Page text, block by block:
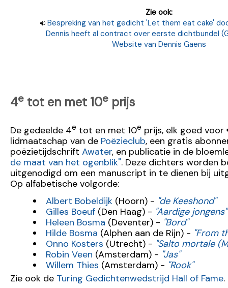
Zie ook:
Bespreking van het gedicht 'Let them eat cake'
Dennis heeft al contract over eerste dichtbundel
Website van Dennis Gaens
4e tot en met 10e prijs
De gedeelde 4e tot en met 10e prijs, elk goed
lidmaatschap van de Poëzieclub, een gratis
poëzietijdschrift Awater, en publicatie in de
de maat van het ogenblik". Deze dichters worden
uitgenodigd om een manuscript in te dienen bij
Op alfabetische volgorde:
Albert Bobeldijk (Hoorn) - "de Keeshond"
Gilles Boeuf (Den Haag) - "Aardige jongens"
Heleen Bosma (Deventer) - "Bord"
Hilde Bosma (Alphen aan de Rijn) - "From
Onno Kosters (Utrecht) - "Salto mortale
Robin Veen (Amsterdam) - "Jas"
Willem Thies (Amsterdam) - "Rook"
Zie ook de Turing Gedichtenwedstrijd Hall of Fame.